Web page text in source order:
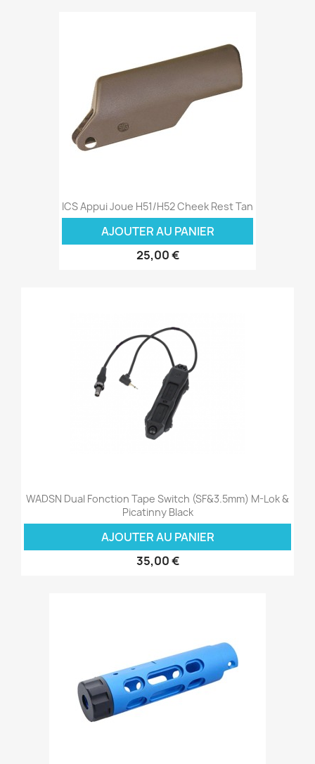
ICS Appui Joue H51/H52 Cheek Rest Tan
AJOUTER AU PANIER
25,00 €
WADSN Dual Fonction Tape Switch (SF&3.5mm) M-Lok &
Picatinny Black
AJOUTER AU PANIER
35,00 €